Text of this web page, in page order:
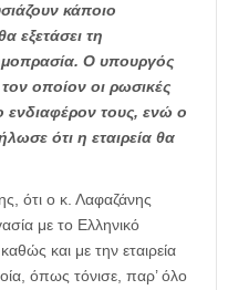
κάποιο
εξετάσει τη
Ο υπουργός
οποίον οι ρωσικές
ενδιαφέρον τους, ενώ ο
ότι η εταιρεία θα
ότι ο κ. Λαφαζάνης
με το Ελληνικό
και με την εταιρεία
όπως τόνισε, παρ’ όλο